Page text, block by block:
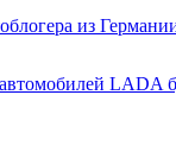
из
LADA